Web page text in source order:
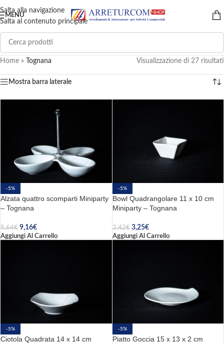
Salta alla navigazione
Salta al contenuto principale
MENU
Home » Tognana Visualizzazione di 27 risultati
Mostra barra laterale
-5%
Alzata quattro scomparti Miniparty
– Tognana
9,64€ 9,16€
Aggiungi Al Carrello
-5%
Bowl Quadrangolare 11 x 10 cm
Miniparty – Tognana
3,42€ 3,25€
Aggiungi Al Carrello
-5%
Ciotola Quadrata 14 x 14 cm
-5%
Piatto Goccia 15 x 13 x 2 cm